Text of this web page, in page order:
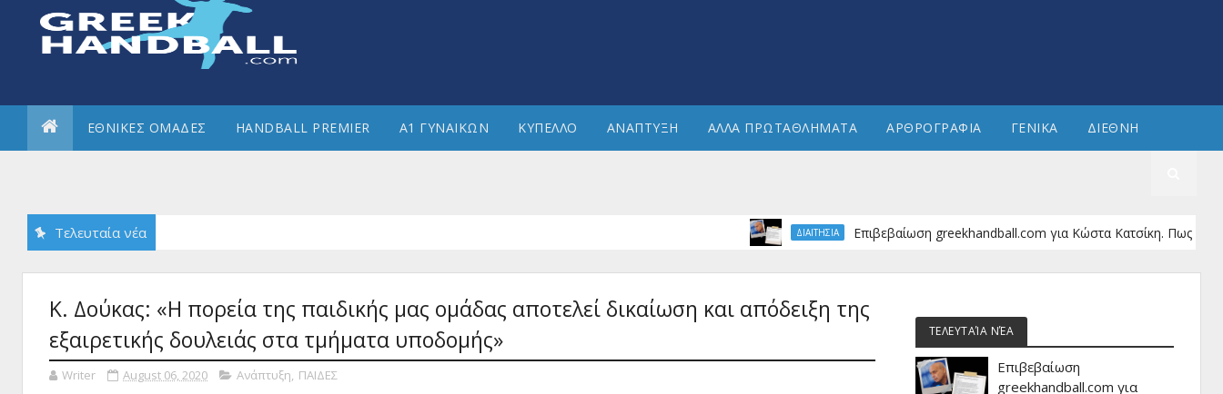
ΕΘΝΙΚΕΣ ΟΜΑΔΕΣ HANDBALL PREMIER Α1 ΓΥΝΑΙΚΩΝ ΚΥΠΕΛΛΟ ΑΝΑΠΤΥΞΗ ΑΛΛΑ ΠΡΩΤΑΘΛΗΜΑΤΑ ΑΡΘΡΟΓΡΑΦΙΑ ΓΕΝΙΚΑ ΔΙΕΘΝΗ
Τελευταία νέα ΔΙΑΙΤΗΣΙΑ
Επιβεβαίωση greekhandball.com για Κώστα Κατσίκη. Πως ληφθηκε η
Κ. Δούκας: «Η πορεία της παιδικής μας ομάδας αποτελεί δικαίωση και απόδειξη της
εξαιρετικής δουλειάς στα τμήματα υποδομής»
Writer August 06, 2020 Ανάπτυξη, ΠΑΙΔΕΣ
ΤΕΛΕΥΤΑΊΑ ΝΈΑ
Επιβεβαίωση
greekhandball.com για